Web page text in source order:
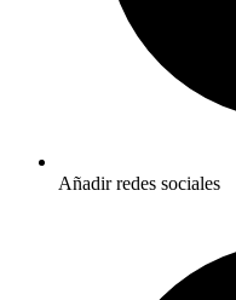
Añadir redes sociales